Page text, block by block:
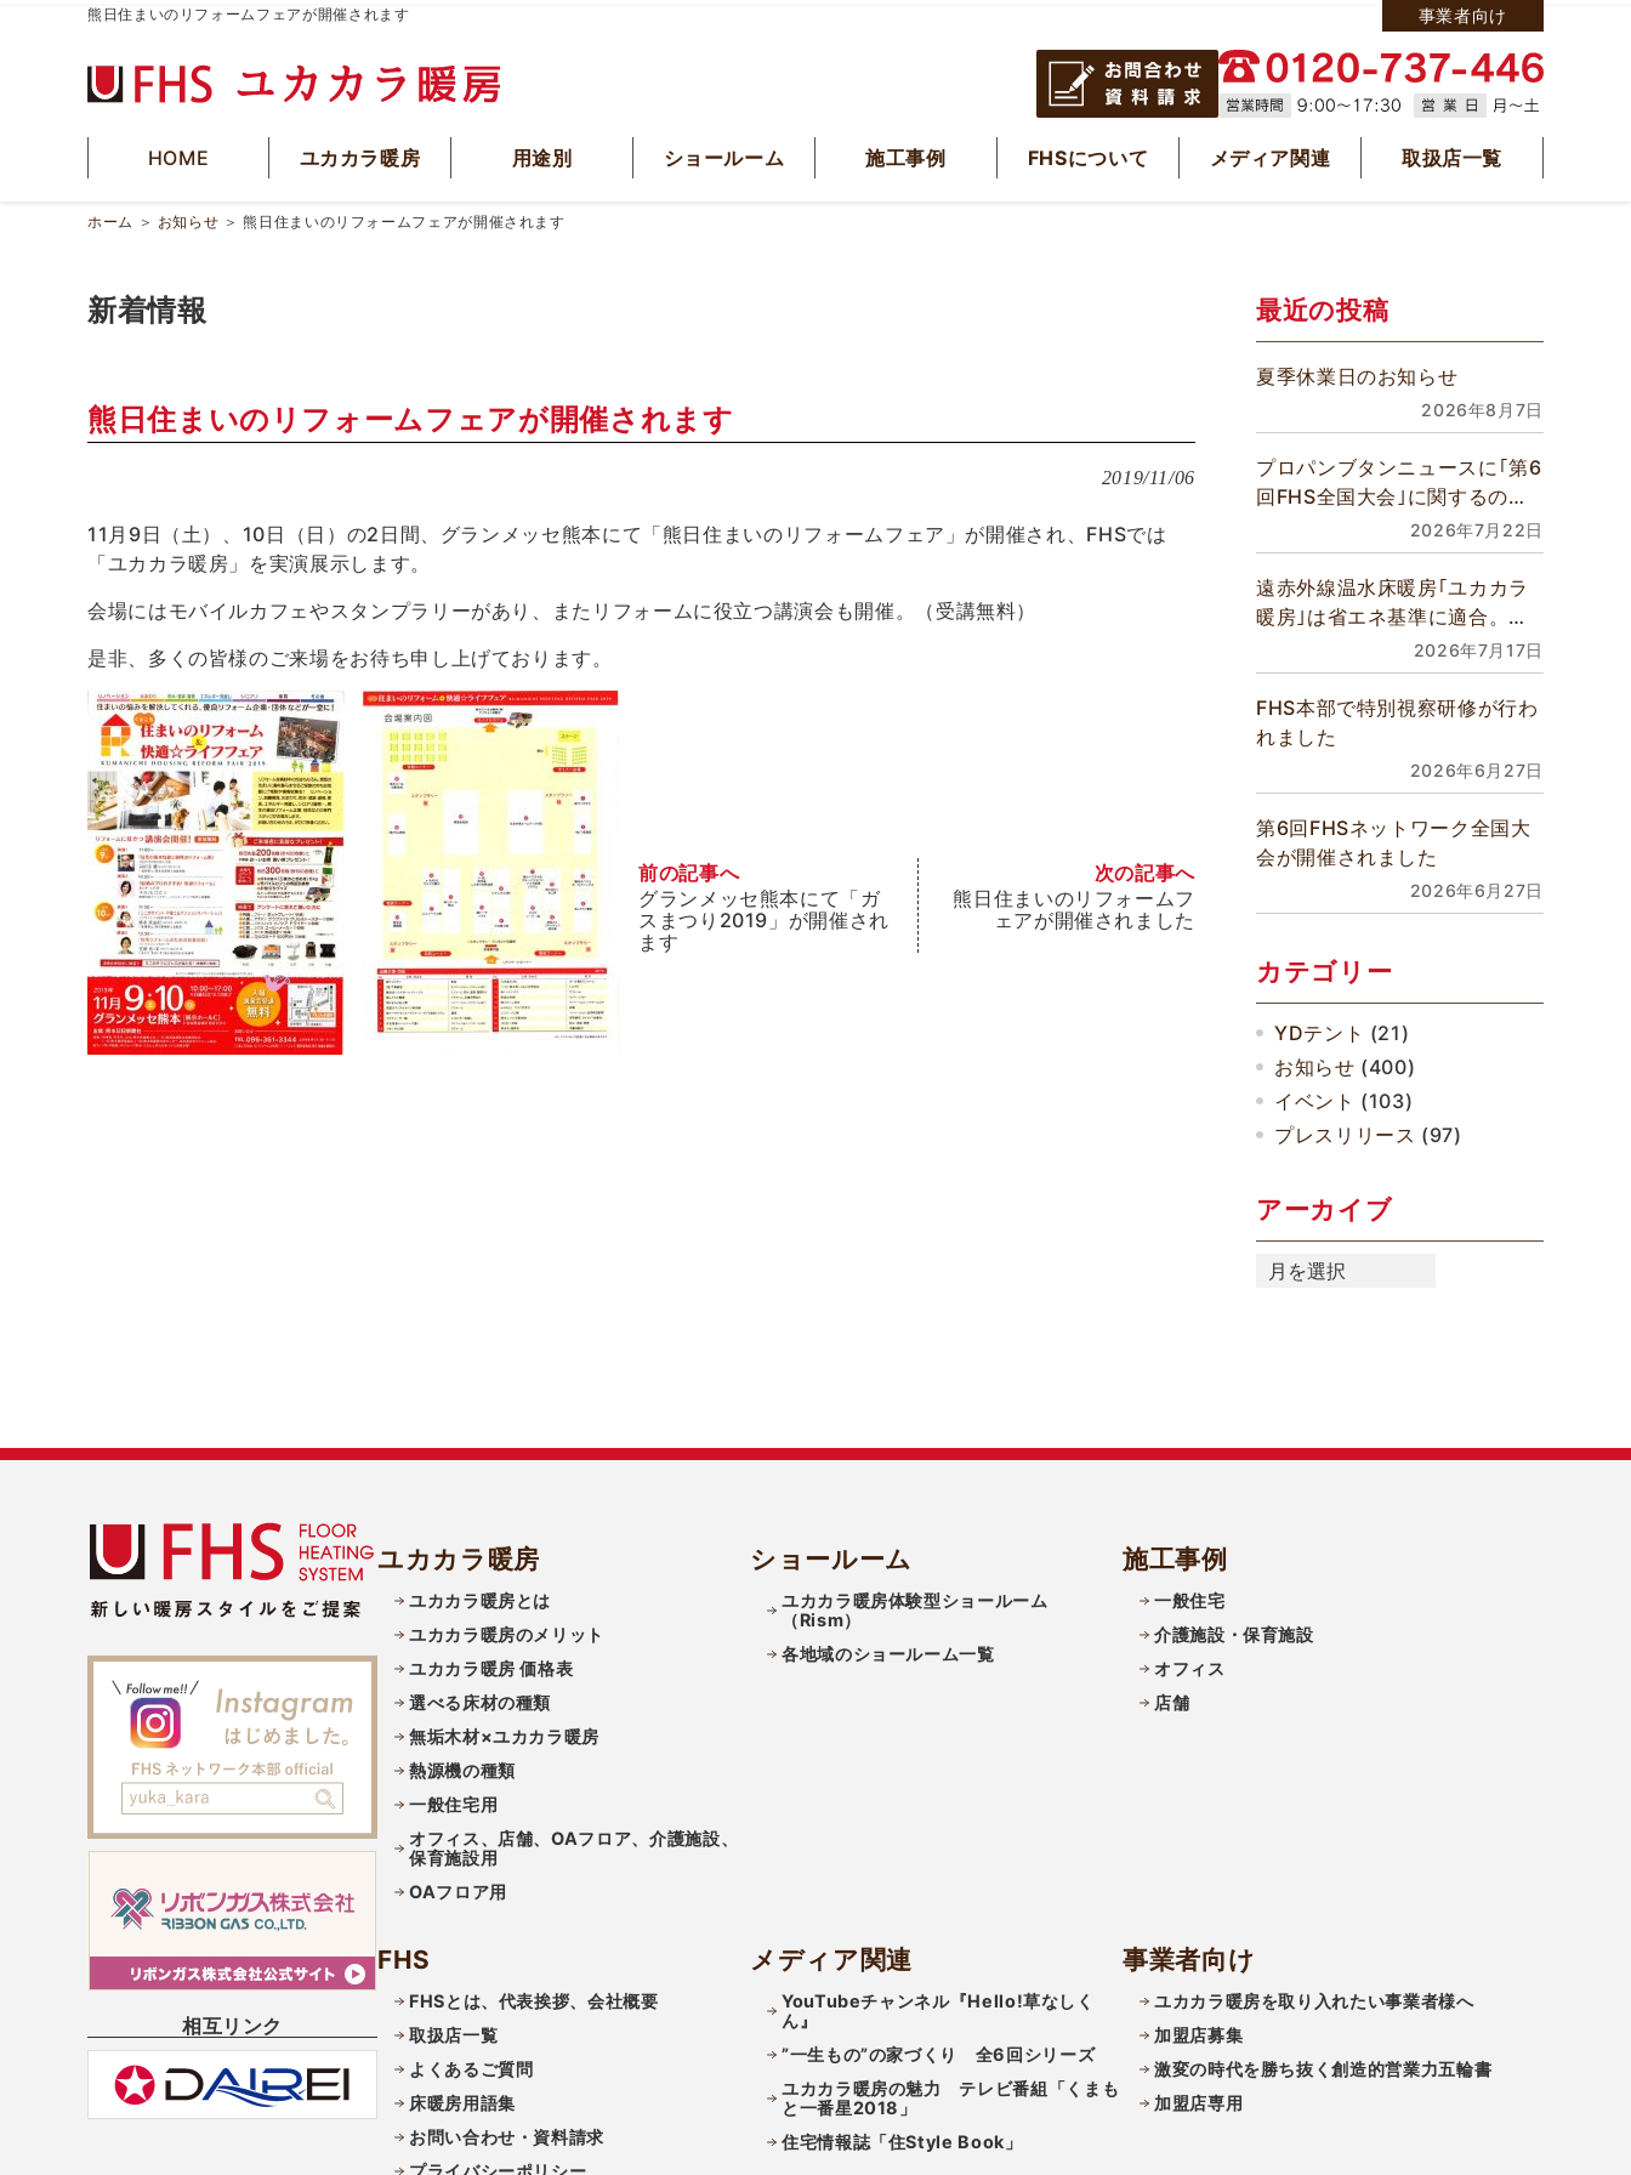
熊日住まいのリフォームフェアが開催されます 事業者向け
HOME ユカカラ暖房 用途別 ショールーム 施工事例 FHSについて メディア関連 取扱店一覧
ホーム ＞ お知らせ ＞熊日住まいのリフォームフェアが開催されます
新着情報
熊日住まいのリフォームフェアが開催されます
2019/11/06
11月9日（土）、10日（日）の2日間、グランメッセ熊本にて「熊日住まいのリフォームフェア」が開催され、FHSでは
「ユカカラ暖房」を実演展示します。
会場にはモバイルカフェやスタンプラリーがあり、またリフォームに役立つ講演会も開催。（受講無料）
是非、多くの皆様のご来場をお待ち申し上げております。
前の記事へ
グランメッセ熊本にて「ガ
スまつり2019」が開催され
ます
次の記事へ
熊日住まいのリフォームフ
ェアが開催されました
最近の投稿
夏季休業日のお知らせ
2026年8月7日
プロパンブタンニュースに｢第6
回FHS全国大会｣に関するの記
事が掲載されました2026年7月22日
遠赤外線温水床暖房｢ユカカラ
暖房｣は省エネ基準に適合。全
館床暖房などあらゆるご要望に
対応できます
2026年7月17日
FHS本部で特別視察研修が行わ
れました
2026年6月27日
第6回FHSネットワーク全国大
会が開催されました
2026年6月27日
カテゴリー
YDテント (21)
お知らせ (400)
イベント (103)
プレスリリース (97)
アーカイブ
ア
ー
相互リンク
ユカカラ暖房
ユカカラ暖房とは
ユカカラ暖房のメリット
ユカカラ暖房 価格表
選べる床材の種類
無垢木材×ユカカラ暖房
熱源機の種類
一般住宅用
オフィス、店舗、OAフロア、介護施設、
保育施設用
OAフロア用
ショールーム
ユカカラ暖房体験型ショールーム
（Rism）
各地域のショールーム一覧
施工事例
一般住宅
介護施設・保育施設
オフィス
店舗
FHS
FHSとは、代表挨拶、会社概要
取扱店一覧
よくあるご質問
床暖房用語集
お問い合わせ・資料請求
プライバシーポリシー
メディア関連
YouTubeチャンネル『Hello!草なしく
ん』
”一生もの”の家づくり 全6回シリーズ
ユカカラ暖房の魅力 テレビ番組「くまも
と一番星2018」
住宅情報誌「住Style Book」
事業者向け
ユカカラ暖房を取り入れたい事業者様へ
加盟店募集
激変の時代を勝ち抜く創造的営業力五輪書
加盟店専用